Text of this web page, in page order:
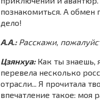
познакомиться. А
дело!
А.А.:Расскажи,
Цзянхуа: Как ты знаешь,
перевела несколько
отрасли... Я прочитала
впечатление такое: моя